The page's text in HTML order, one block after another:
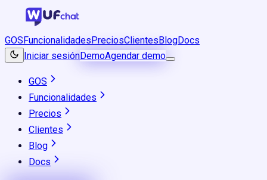
GOSFuncionalidadesPreciosClientesBlogDocs
Iniciar sesiónDemoAgendar demo
GOS
Funcionalidades
Precios
Clientes
Blog
Docs